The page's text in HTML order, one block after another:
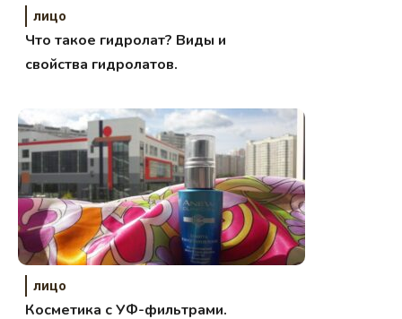
лицо
Что такое гидролат? Виды и
свойства гидролатов.
лицо
Косметика с УФ-фильтрами.